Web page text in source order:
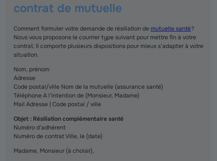
contrat de mutuelle
Comment formuler votre demande de résiliation de mutuelle santé?
Nous vous proposons le courrier type suivant pour mettre fin à votre
contrat. Il comporte plusieurs dispositions pour mieux s’adapter à votre
situation.
Nom, prénom
Adresse
Code postal/ville Nom de la mutuelle (assurance santé)
Téléphone A l’intention de (Monsieur, Madame)
Mail Adresse | Code postal / ville
Objet : Résiliation complémentaire santé
Numéro d’adhérent
Numéro de contrat Ville, le (date)
Madame, Monsieur (à choisir),